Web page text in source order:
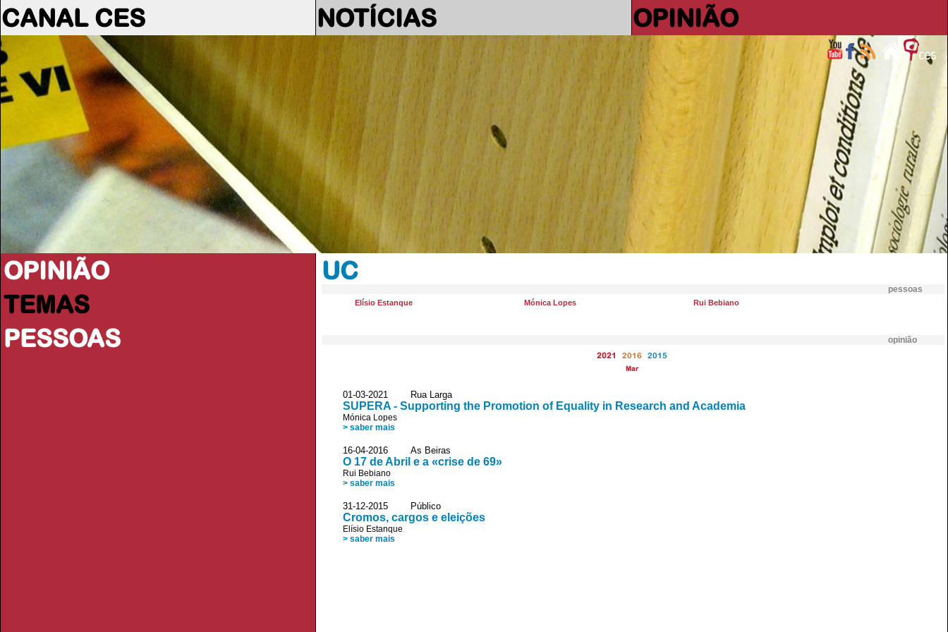
CANAL CES NOTÍCIAS OPINIÃO
OPINIÃO
TEMAS
PESSOAS
UC
pessoas
Elísio Estanque Mónica Lopes Rui Bebiano
opinião
2021 2016 2015
Mar
01-03-2021 Rua Larga
SUPERA - Supporting the Promotion of Equality in Research and Academia
Mónica Lopes
> saber mais
16-04-2016 As Beiras
O 17 de Abril e a «crise de 69»
Rui Bebiano
> saber mais
31-12-2015 Público
Cromos, cargos e eleições
Elísio Estanque
> saber mais